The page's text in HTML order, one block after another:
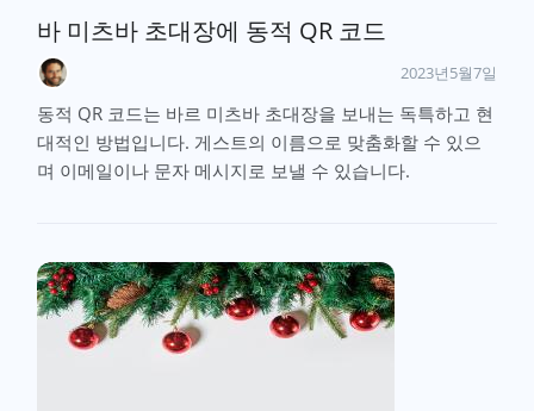
바 미츠바 초대장에 동적 QR 코드
2023년5월7일
동적 QR 코드는 바르 미츠바 초대장을 보내는 독특하고 현
대적인 방법입니다. 게스트의 이름으로 맞춤화할 수 있으
며 이메일이나 문자 메시지로 보낼 수 있습니다.